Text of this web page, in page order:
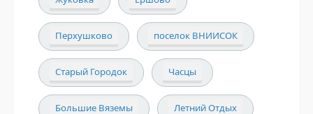
Перхушково поселок ВНИИСОК
Старый Городок Часцы
Большие Вяземы Летний Отдых